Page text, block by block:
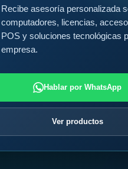
Recibe asesoría personalizada
computadores, licencias,
POS y soluciones tecnológicas
empresa.
Hablar por WhatsApp
Ver productos